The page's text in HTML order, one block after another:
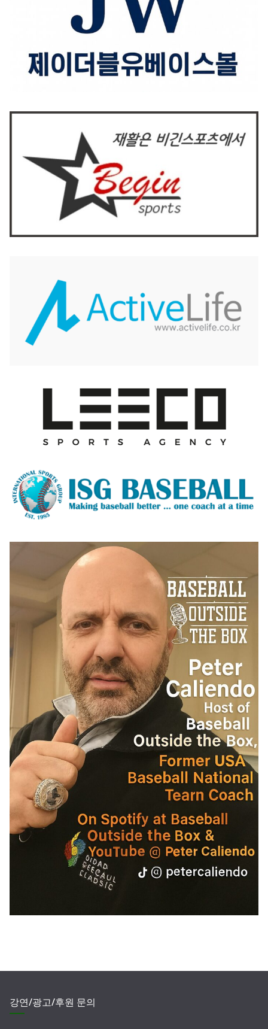
강연/광고/후원 문의